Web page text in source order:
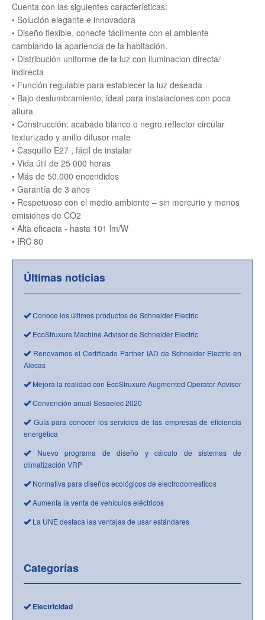
Cuenta con las siguientes características:
• Solución elegante e innovadora
• Diseño flexible, conecte fácilmente con el ambiente
cambiando la apariencia de la habitación.
• Distribución uniforme de la luz con iluminacion directa/
indirecta
• Función regulable para establecer la luz deseada
• Bajo deslumbramiento, ideal para instalaciones con poca
altura
• Construcción: acabado blanco o negro reflector circular
texturizado y anillo difusor mate
• Casquillo E27 , fácil de instalar
• Vida útil de 25 000 horas
• Más de 50.000 encendidos
• Garantía de 3 años
• Respetuoso con el medio ambiente – sin mercurio y menos
emisiones de CO2
• Alta eficacia - hasta 101 lm/W
• IRC 80
Últimas noticias
Conoce los últimos productos de Schneider Electric
EcoStruxure Machine Advisor de Schneider Electric
Renovamos el Certificado Partner IAD de Schneider Electric en
Alecas
Mejora la realidad con EcoStruxure Augmented Operator Advisor
Convención anual Sesaelec 2020
Guía para conocer los servicios de las empresas de eficiencia
energética
Nuevo programa de diseño y cálculo de sistemas de
climatización VRP
Normativa para diseños ecológicos de electrodomesticos
Aumenta la venta de vehículos eléctricos
La UNE destaca las ventajas de usar estándares
Categorías
Electricidad